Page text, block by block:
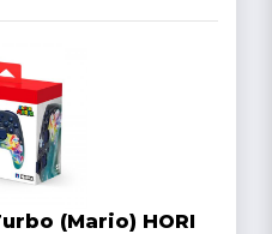
(Mario) HORI